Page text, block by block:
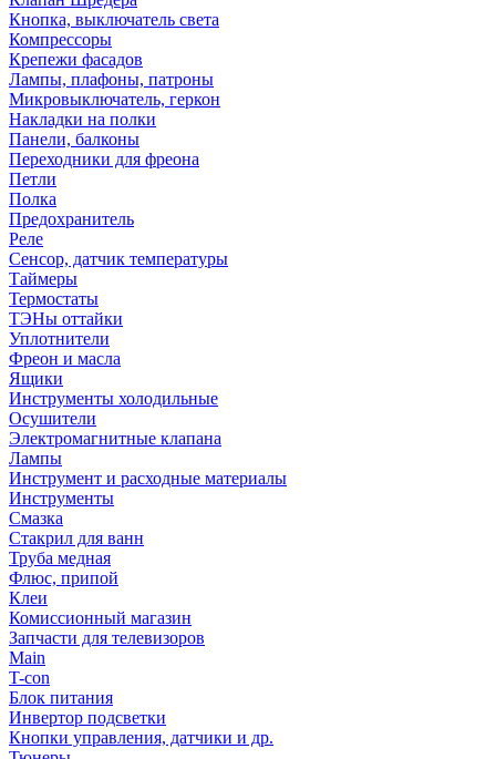
Кнопка, выключатель света
Компрессоры
Крепежи фасадов
Лампы, плафоны, патроны
Микровыключатель, геркон
Накладки на полки
Панели, балконы
Переходники для фреона
Петли
Полка
Предохранитель
Реле
Сенсор, датчик температуры
Таймеры
Термостаты
ТЭНы оттайки
Уплотнители
Фреон и масла
Ящики
Инструменты холодильные
Осушители
Электромагнитные клапана
Лампы
Инструмент и расходные материалы
Инструменты
Смазка
Стакрил для ванн
Труба медная
Флюс, припой
Клеи
Комиссионный магазин
Запчасти для телевизоров
Main
T-con
Блок питания
Инвертор подсветки
Кнопки управления, датчики и др.